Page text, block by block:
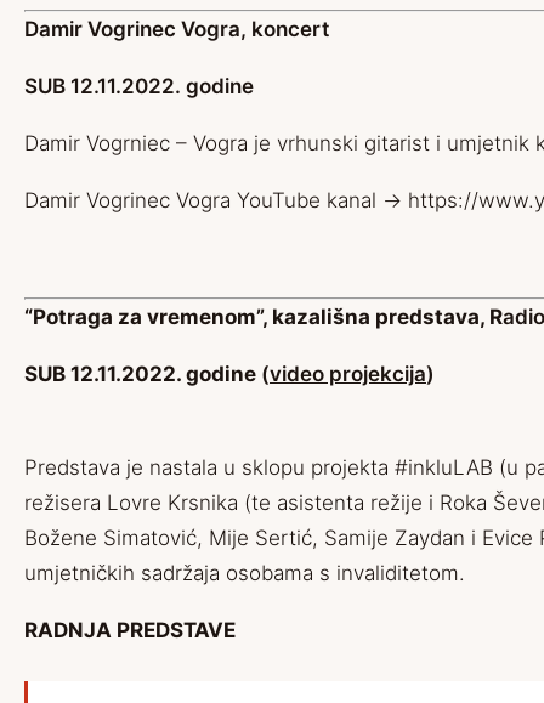
Damir Vogrinec Vogra, koncert
SUB 12.11.2022. godine
Damir Vogrniec – Vogra je vrhunski gitarist i
Damir Vogrinec Vogra YouTube kanal -> https://
“Potraga za vremenom”, kazališna predstava, R
SUB 12.11.2022. godine (video projekcija)
Predstava je nastala u sklopu projekta #inkluLAB (u
režisera Lovre Krsnika (te asistenta režije i Roka
Božene Simatović, Mije Sertić, Samije Zaydan i
umjetničkih sadržaja osobama s invaliditetom.
RADNJA PREDSTAVE